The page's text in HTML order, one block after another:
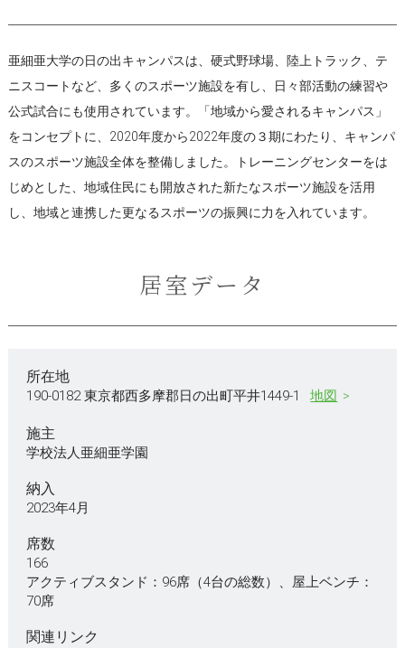
亜細亜大学の日の出キャンパスは、硬式野球場、陸上トラック、テ
ニスコートなど、多くのスポーツ施設を有し、日々部活動の練習や
公式試合にも使用されています。「地域から愛されるキャンパス」
をコンセプトに、2020年度から2022年度の３期にわたり、キャンパ
スのスポーツ施設全体を整備しました。トレーニングセンターをは
じめとした、地域住民にも開放された新たなスポーツ施設を活用
し、地域と連携した更なるスポーツの振興に力を入れています。
居室データ
所在地
190-0182 東京都西多摩郡日の出町平井1449-1 地図
施主
学校法人亜細亜学園
納入
2023年4月
席数
166
アクティブスタンド：96席（4台の総数）、屋上ベンチ：
70席
関連リンク